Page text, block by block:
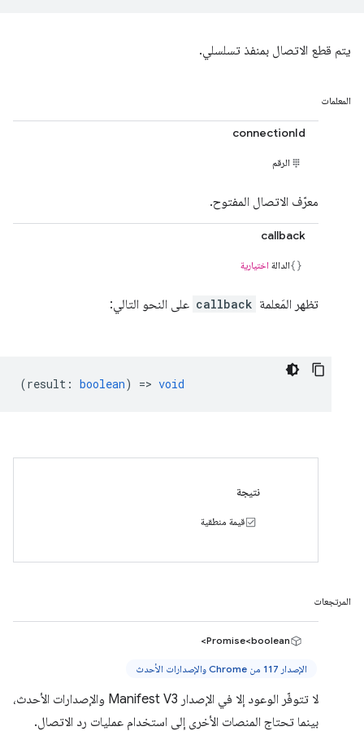
يتم قطع الاتصال بمنفذ تسلسلي.
المعلمات
connectionId
الرقم
معرّف الاتصال المفتوح.
callback
الدالة اختيارية
تظهر المَعلمة callback على النحو التالي:
(result : boolean) => void
نتيجة
قيمة منطقية
المرتجعات
Promise<boolean>
الإصدار 117 من Chrome والإصدارات الأحدث
لا تتوفّر الوعود إلا في الإصدار Manifest V3 والإصدارات الأحدث،
بينما تحتاج المنصات الأخرى إلى استخدام عمليات رد الاتصال.